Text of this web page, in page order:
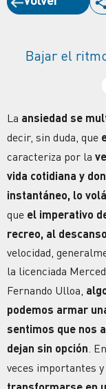
Bajar el
La ansiedad se
decir, sin duda, que
caracteriza por la
vida cotidiana y
instantáneo, lo
que el imperativo
recreo, al
velocidad,
la licenciada
Fernando Ulloa,
podemos armar
sentimos que nos
dejan sin opción .
veces importantes